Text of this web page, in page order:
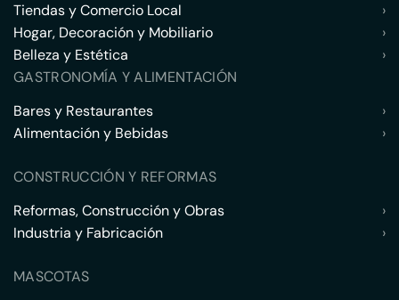
Tiendas y Comercio Local
›
Hogar, Decoración y Mobiliario
›
Belleza y Estética
›
GASTRONOMÍA Y ALIMENTACIÓN
Bares y Restaurantes
›
Alimentación y Bebidas
›
CONSTRUCCIÓN Y REFORMAS
Reformas, Construcción y Obras
›
Industria y Fabricación
›
MASCOTAS